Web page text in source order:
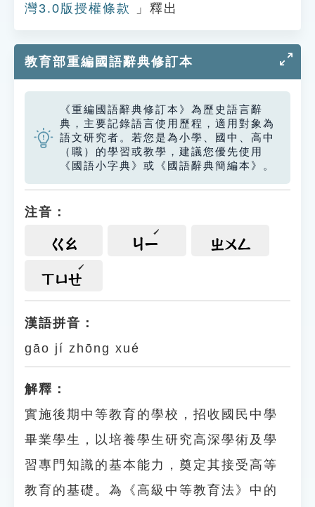
灣3.0版授權條款
」釋出
教育部重編國語辭典修訂本
《重編國語辭典修訂本》為歷史語言辭
典，主要記錄語言使用歷程，適用對象為
語文研究者。若您是為小學、國中、高中
（職）的學習或教學，建議您優先使用
《國語小字典》或《國語辭典簡編本》。
注音：
ㄍㄠ ㄐㄧ ㄓㄨㄥ
ㄒㄩㄝ
漢語拼音：
gāo jí zhōng xué
解釋：
實施後期中等教育的學校，招收國民中學
畢業學生，以培養學生研究高深學術及學
習專門知識的基本能力，奠定其接受高等
教育的基礎。為《高級中等教育法》中的